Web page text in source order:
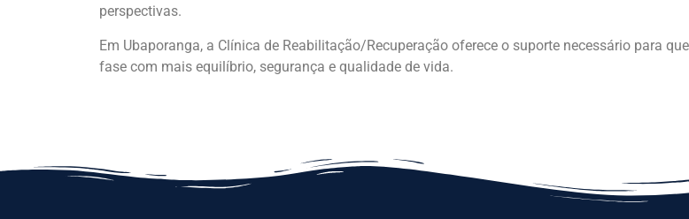
perspectivas.
Em Ubaporanga, a Clínica de Reabilitação/Recuperação oferece o suporte necessário para
fase com mais equilíbrio, segurança e qualidade de vida.